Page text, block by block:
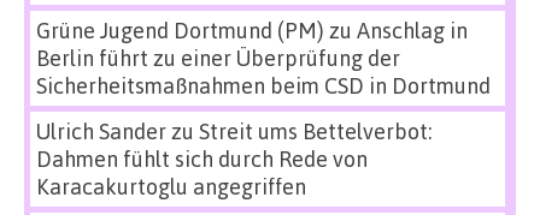
Grüne Jugend Dortmund (PM) zu Anschlag in
Berlin führt zu einer Überprüfung der
Sicherheitsmaßnahmen beim CSD in Dortmund
Ulrich Sanderzu Streit ums Bettelverbot:
Dahmen fühlt sich durch Rede von
Karacakurtoglu angegriffen